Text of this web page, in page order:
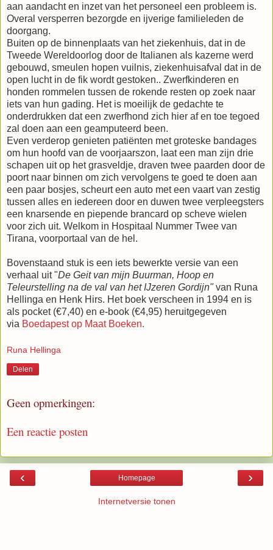
aan aandacht en inzet van het personeel een probleem is.
Overal versperren bezorgde en ijverige familieleden de
doorgang.
Buiten op de binnenplaats van het ziekenhuis, dat in de
Tweede Wereldoorlog door de Italianen als kazerne werd
gebouwd, smeulen hopen vuilnis, ziekenhuisafval dat in de
open lucht in de fik wordt gestoken.. Zwerfkinderen en
honden rommelen tussen de rokende resten op zoek naar
iets van hun gading. Het is moeilijk de gedachte te
onderdrukken dat een zwerfhond zich hier af en toe tegoed
zal doen aan een geamputeerd been.
Even verderop genieten patiënten met groteske bandages
om hun hoofd van de voorjaarszon, laat een man zijn drie
schapen uit op het grasveldje, draven twee paarden door de
poort naar binnen om zich vervolgens te goed te doen aan
een paar bosjes, scheurt een auto met een vaart van zestig
tussen alles en iedereen door en duwen twee verpleegsters
een knarsende en piepende brancard op scheve wielen
voor zich uit. Welkom in Hospitaal Nummer Twee van
Tirana, voorportaal van de hel.
Bovenstaand stuk is een iets bewerkte versie van een
verhaal uit "De Geit van mijn Buurman, Hoop en
Teleurstelling na de val van het IJzeren Gordijn"van Runa
Hellinga en Henk Hirs. Het boek verscheen in 1994 en is
als pocket (€7,40) en e-book (€4,95) heruitgegeven
via Boedapest op Maat Boeken.
Runa Hellinga
Delen
Geen opmerkingen:
Een reactie posten
‹ ›
Homepage
Internetversie tonen